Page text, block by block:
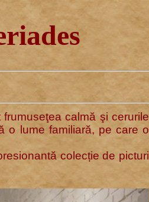
calmă şi cerurile
o lume familiară, pe care o
colecție de picturi